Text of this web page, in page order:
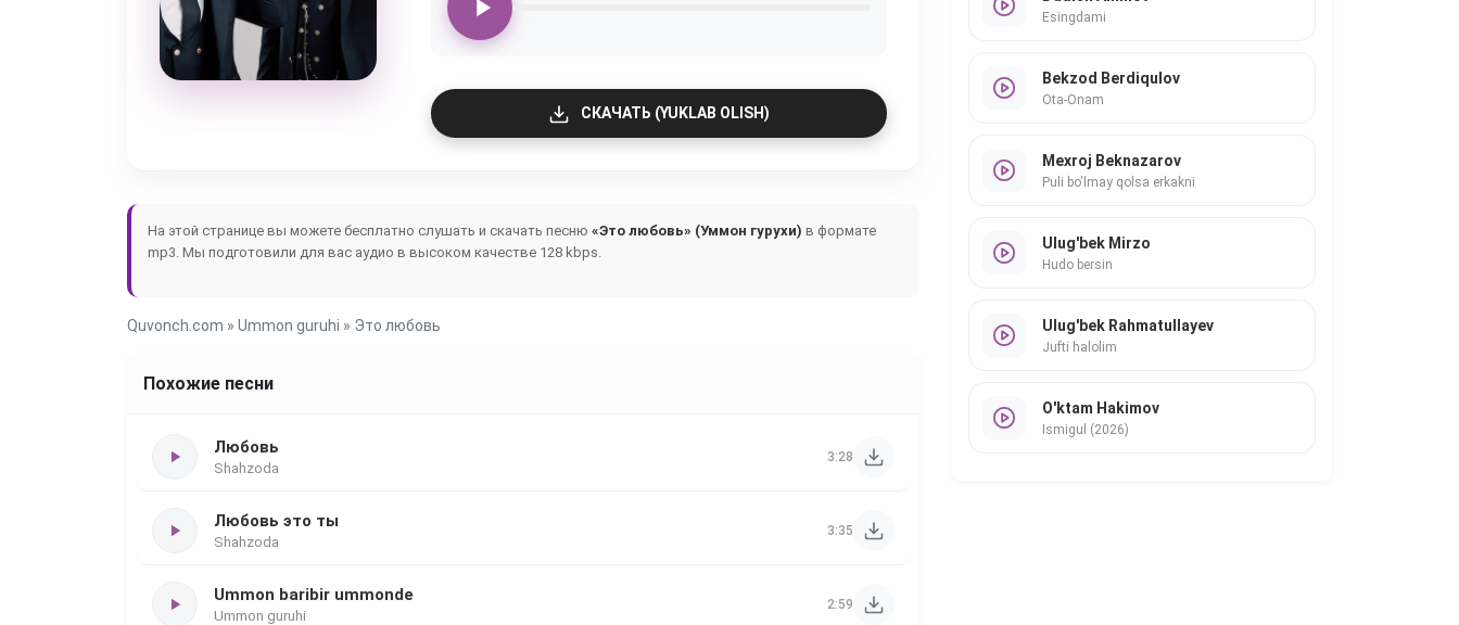
СКАЧАТЬ (YUKLAB OLISH)
На этой странице вы можете бесплатно слушать и скачать песню «Это любовь» (Уммон гурухи) в формате
mp3. Мы подготовили для вас аудио в высоком качестве 128 kbps.
Quvonch.com » Ummon guruhi » Это любовь
Похожие песни
Любовь
Shahzoda
3:28
Любовь это ты
Shahzoda
3:35
Ummon baribir ummonde
Ummon guruhi
2:59
Esingdami
Bekzod Berdiqulov
Ota-Onam
Mexroj Beknazarov
Puli bo'lmay qolsa erkakni
Ulug'bek Mirzo
Hudo bersin
Ulug'bek Rahmatullayev
Jufti halolim
O'ktam Hakimov
Ismigul (2026)